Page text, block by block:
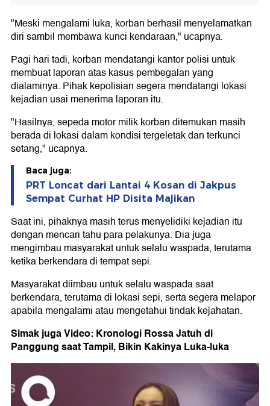
"Meski mengalami luka, korban berhasil menyelamatkan
diri sambil membawa kunci kendaraan," ucapnya.
Pagi hari tadi, korban mendatangi kantor polisi untuk
membuat laporan atas kasus pembegalan yang
dialaminya. Pihak kepolisian segera mendatangi lokasi
kejadian usai menerima laporan itu.
"Hasilnya, sepeda motor milik korban ditemukan masih
berada di lokasi dalam kondisi tergeletak dan terkunci
setang," ucapnya.
Baca juga:
PRT Loncat dari Lantai 4 Kosan di Jakpus
Sempat Curhat HP Disita Majikan
Saat ini, pihaknya masih terus menyelidiki kejadian itu
dengan mencari tahu para pelakunya. Dia juga
mengimbau masyarakat untuk selalu waspada, terutama
ketika berkendara di tempat sepi.
Masyarakat diimbau untuk selalu waspada saat
berkendara, terutama di lokasi sepi, serta segera melapor
apabila mengalami atau mengetahui tindak kejahatan.
Simak juga Video: Kronologi Rossa Jatuh di
Panggung saat Tampil, Bikin Kakinya Luka-luka